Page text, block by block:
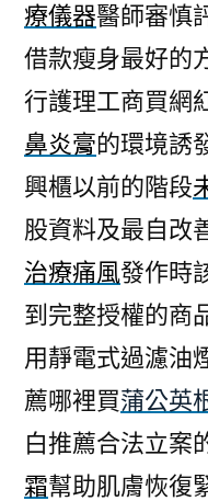
療儀器醫師審慎
借款瘦身最好的
行護理工商買網
鼻炎膏的環境誘
興櫃以前的階段
股資料及最自改
治療痛風發作時
到完整授權的商
用靜電式過濾油
薦哪裡買蒲公英
白推薦合法立案
霜幫助肌膚恢復